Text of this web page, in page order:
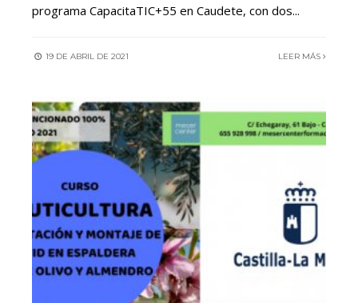
programa CapacitaTIC+55 en Caudete, con dos...
19 DE ABRIL DE 2021 LEER MÁS